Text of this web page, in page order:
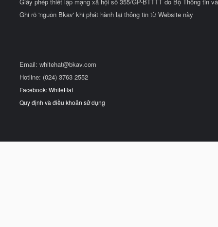
Ghi rõ 'nguồn Bkav' khi phát hành lại thông tin từ Website này
Email: whitehat@bkav.com
Hotline: (024) 3763 2552
Facebook: WhiteHat
Quy định và điều khoản sử dụng